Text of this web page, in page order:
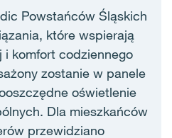
Powstańców Śląskich
które wspierają
i komfort codziennego
zostanie w panele
oświetlenie
Dla mieszkańców
przewidziano